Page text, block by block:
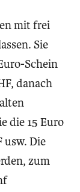
mit frei
Sie
Schein
danach
die 15 Euro
usw. Die
zum